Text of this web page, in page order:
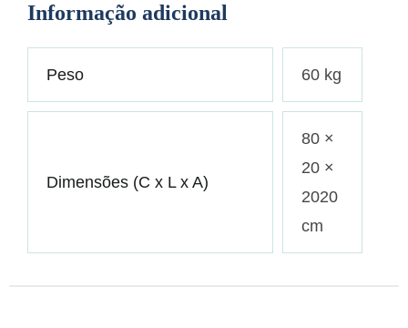
Informação adicional
Peso 60 kg
Dimensões (C x L x A)
80 ×
20 ×
2020
cm